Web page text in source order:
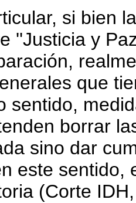
si bien
''Justicia y
que
sentido,
borrar
sino dar
este sentido,
(Corte